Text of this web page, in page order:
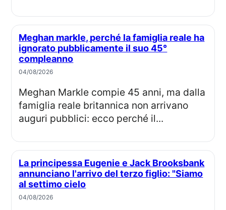
Meghan markle, perché la famiglia reale ha
ignorato pubblicamente il suo 45°
compleanno
04/08/2026
Meghan Markle compie 45 anni, ma dalla
famiglia reale britannica non arrivano
auguri pubblici: ecco perché il...
La principessa Eugenie e Jack Brooksbank
annunciano l'arrivo del terzo figlio: "Siamo
al settimo cielo
04/08/2026